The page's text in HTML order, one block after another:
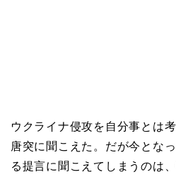
ウクライナ侵攻を自分事とは
唐突に聞こえた。だが今とな
る提言に聞こえてしまうのは